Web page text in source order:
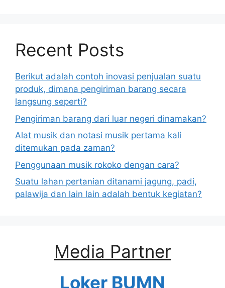
Recent Posts
Berikut adalah contoh inovasi penjualan suatu
produk, dimana pengiriman barang secara
langsung seperti?
Pengiriman barang dari luar negeri dinamakan?
Alat musik dan notasi musik pertama kali
ditemukan pada zaman?
Penggunaan musik rokoko dengan cara?
Suatu lahan pertanian ditanami jagung, padi,
palawija dan lain lain adalah bentuk kegiatan?
Media Partner
Loker BUMN